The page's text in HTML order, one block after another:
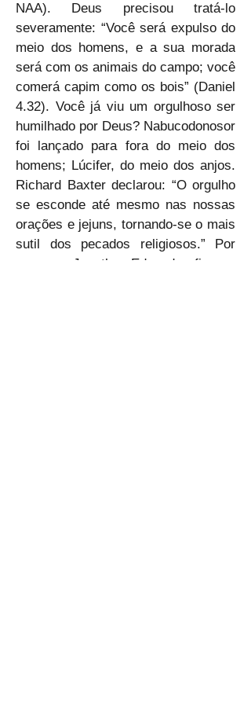
NAA). Deus precisou tratá-lo
severamente: “Você será expulso do
meio dos homens, e a sua morada
será com os animais do campo; você
comerá capim como os bois” (Daniel
4.32). Você já viu um orgulhoso ser
humilhado por Deus? Nabucodonosor
foi lançado para fora do meio dos
homens; Lúcifer, do meio dos anjos.
Richard Baxter declarou: “O orgulho
se esconde até mesmo nas nossas
orações e jejuns, tornando-se o mais
sutil dos pecados religiosos.” Por
sua vez, Jonathan Edwards afirmou: